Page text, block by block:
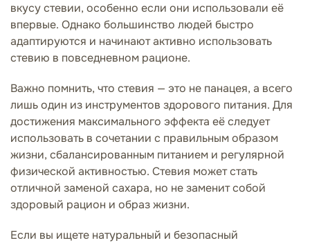
вкусу стевии, особенно если они использовали её
впервые. Однако большинство людей быстро
адаптируются и начинают активно использовать
стевию в повседневном рационе.
Важно помнить, что стевия — это не панацея, а всего
лишь один из инструментов здорового питания. Для
достижения максимального эффекта её следует
использовать в сочетании с правильным образом
жизни, сбалансированным питанием и регулярной
физической активностью. Стевия может стать
отличной заменой сахара, но не заменит собой
здоровый рацион и образ жизни.
Если вы ищете натуральный и безопасный